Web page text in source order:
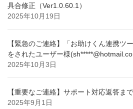
具合修正（Ver1.0.60.1）
2025年10月19日
【緊急のご連絡】「お助けくん連携ツ
をされたユーザー様
2025年10月3日
【重要なご連絡】サポート対応返答ま
2025年9月1日